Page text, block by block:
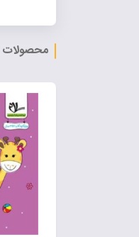
محصولات